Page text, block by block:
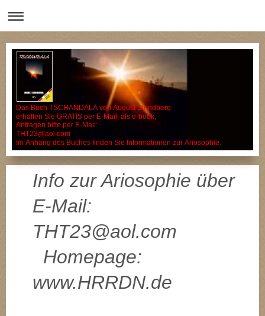
Das Buch TSCHANDALA von August Strindberg
erhalten Sie GRATIS per E-Mail, als e-book,
Anfragen bitte per E-Mail:
THT23@aol.com
Im Anhang des Buches finden Sie Informationen zur Ariosophie.
Info zur Ariosophie über
E-Mail:
THT23@aol.com
Homepage:
www.HRRDN.de